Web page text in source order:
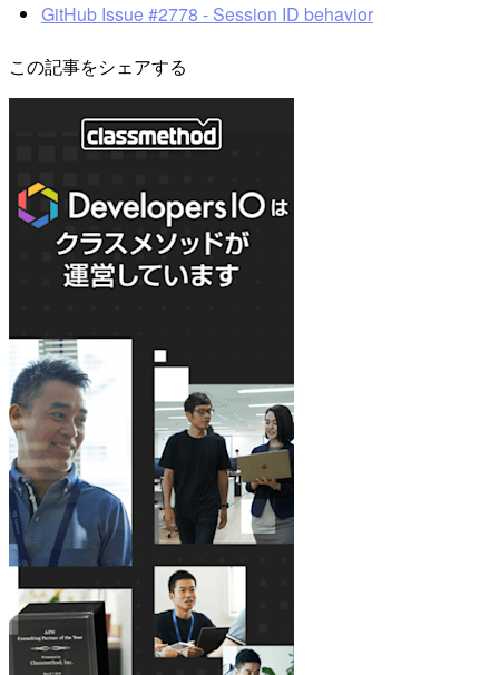
GitHub Issue #2778 - Session ID behavior
この記事をシェアする